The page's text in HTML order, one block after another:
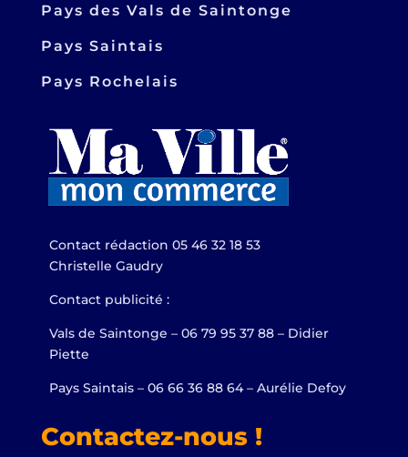
Pays des Vals de Saintonge
Pays Saintais
Pays Rochelais
Contact rédaction 05 46 32 18 53
Christelle Gaudry
Contact publicité :
Vals de Saintonge – 06 79 95 37 88 – Didier
Piette
Pays Saintais – 06 66 36 88 64 – Aurélie Defoy
Contactez-nous !